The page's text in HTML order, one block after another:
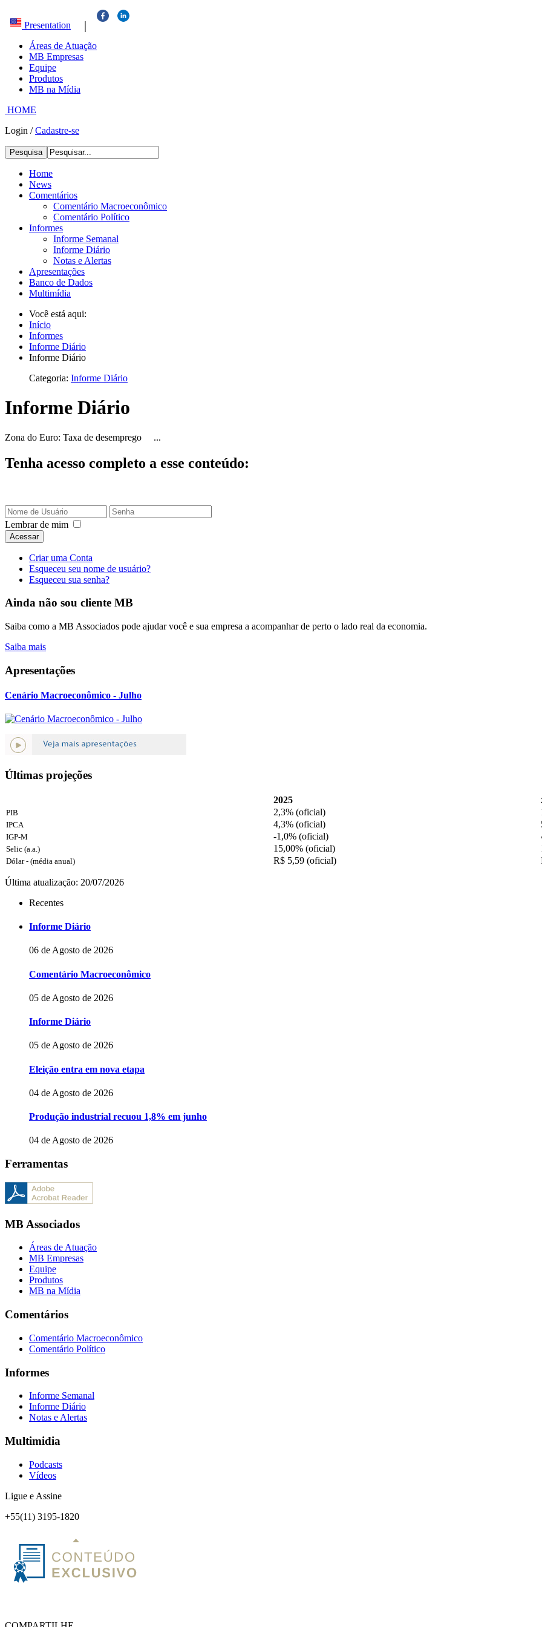
Presentation |
Áreas de Atuação
MB Empresas
Equipe
Produtos
MB na Mídia
HOME
Login /Cadastre-se
Pesquisa
Home
News
Comentários
Comentário Macroeconômico
Comentário Político
Informes
Informe Semanal
Informe Diário
Notas e Alertas
Apresentações
Banco de Dados
Multimídia
Você está aqui:
Início
Informes
Informe Diário
Informe Diário
Categoria: Informe Diário
Informe Diário
Zona do Euro: Taxa de desemprego ...
Tenha acesso completo a esse conteúdo:
Lembrar de mim
Acessar
Criar uma Conta
Esqueceu seu nome de usuário?
Esqueceu sua senha?
Ainda não sou cliente MB
Saiba como a MB Associados pode ajudar você e sua empresa a acompanhar de perto o lado real da economia.
Saiba mais
Apresentações
Cenário Macroeconômico - Julho
Últimas projeções
2025
PIB
2,3% (oficial)
IPCA 4,3% (oficial)
IGP-M -1,0% (oficial)
Selic (a.a.) 15,00% (oficial)
Dólar - (média anual) R$ 5,59 (oficial)
Última atualização: 20/07/2026
Recentes
Informe Diário
06 de Agosto de 2026
Comentário Macroeconômico
05 de Agosto de 2026
Informe Diário
05 de Agosto de 2026
Eleição entra em nova etapa
04 de Agosto de 2026
Produção industrial recuou 1,8% em junho
04 de Agosto de 2026
Ferramentas
MB Associados
Áreas de Atuação
MB Empresas
Equipe
Produtos
MB na Mídia
Comentários
Comentário Macroeconômico
Comentário Político
Informes
Informe Semanal
Informe Diário
Notas e Alertas
Multimidia
Podcasts
Vídeos
Ligue e Assine
+55(11) 3195-1820